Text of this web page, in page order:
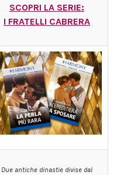
SCOPRI LA SERIE:
I FRATELLI CABRERA
Due antiche dinastie divise dal